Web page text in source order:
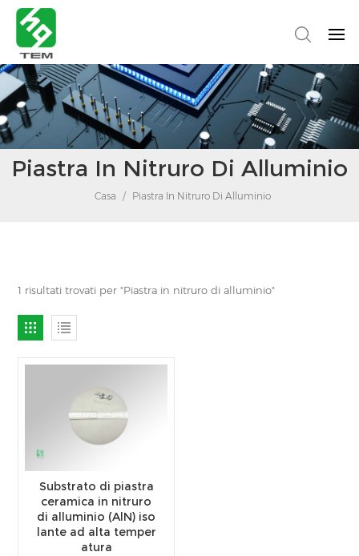
Piastra In Nitruro Di Alluminio
Casa / Piastra In Nitruro Di Alluminio
1 risultati trovati per "Piastra in nitruro di alluminio"
Substrato di piastra
ceramica in nitruro
di alluminio (AlN) iso
lante ad alta temper
atura